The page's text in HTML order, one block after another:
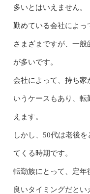
多いとはいえません。
勤めている会社によっ
さまざまですが、一
が多いです。
会社によって、持ち家
いうケースもあり、
えます。
しかし、50代は老後
てくる時期です。
転勤族にとって、定年
良いタイミングだとい